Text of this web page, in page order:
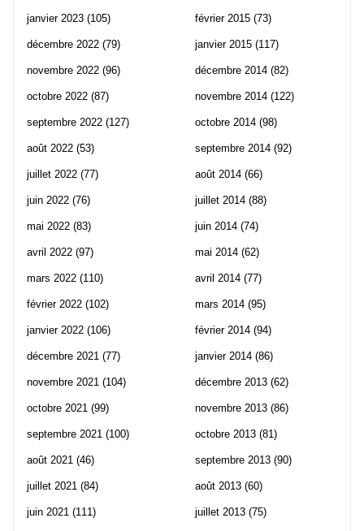
janvier 2023 (105)
décembre 2022 (79)
novembre 2022 (96)
octobre 2022 (87)
septembre 2022 (127)
août 2022 (53)
juillet 2022 (77)
juin 2022 (76)
mai 2022 (83)
avril 2022 (97)
mars 2022 (110)
février 2022 (102)
janvier 2022 (106)
décembre 2021 (77)
novembre 2021 (104)
octobre 2021 (99)
septembre 2021 (100)
août 2021 (46)
juillet 2021 (84)
juin 2021 (111)
février 2015 (73)
janvier 2015 (117)
décembre 2014 (82)
novembre 2014 (122)
octobre 2014 (98)
septembre 2014 (92)
août 2014 (66)
juillet 2014 (88)
juin 2014 (74)
mai 2014 (62)
avril 2014 (77)
mars 2014 (95)
février 2014 (94)
janvier 2014 (86)
décembre 2013 (62)
novembre 2013 (86)
octobre 2013 (81)
septembre 2013 (90)
août 2013 (60)
juillet 2013 (75)